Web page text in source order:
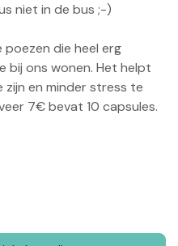
niet in de bus ;-)
poezen die heel erg
bij ons wonen. Het helpt
en minder stress te
7€ bevat 10 capsules.